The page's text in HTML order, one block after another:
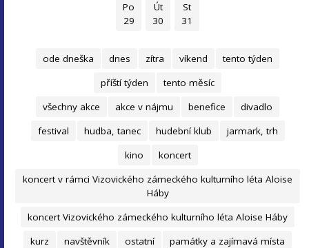
Po
29
Út
30
St
31
ode dneška dnes zítra víkend
tento týden
příští týden
tento měsíc
všechny akce
akce v nájmu benefice
divadlo
festival
hudba, tanec hudební klub
jarmark, trh
kino
koncert
koncert v rámci Vizovického zámeckého kulturního léta Aloise
Háby
koncert Vizovického zámeckého kulturního léta Aloise Háby
kurz
navštěvník ostatní
památky a zajímavá místa